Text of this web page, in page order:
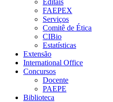
Editais
FAEPEX
Serviços
Comitê de Ética
CIBio
Estatísticas
Extensão
International Office
Concursos
Docente
PAEPE
Biblioteca